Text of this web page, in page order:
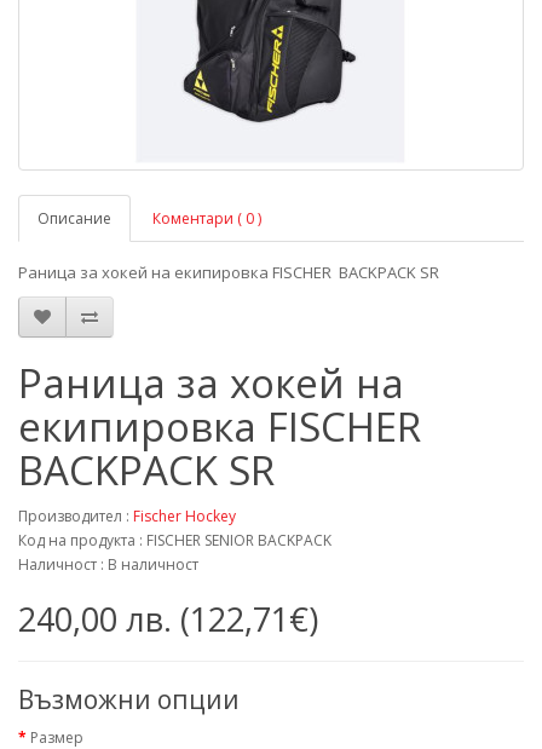
Описание Коментари ( 0 )
Раница за хокей на екипировка FISCHER BACKPACK SR
Раница за хокей на
екипировка FISCHER
BACKPACK SR
Производител : Fischer Hockey
Код на продукта : FISCHER SENIOR BACKPACK
Наличност : В наличност
240,00 лв. (122,71€)
Възможни опции
Размер